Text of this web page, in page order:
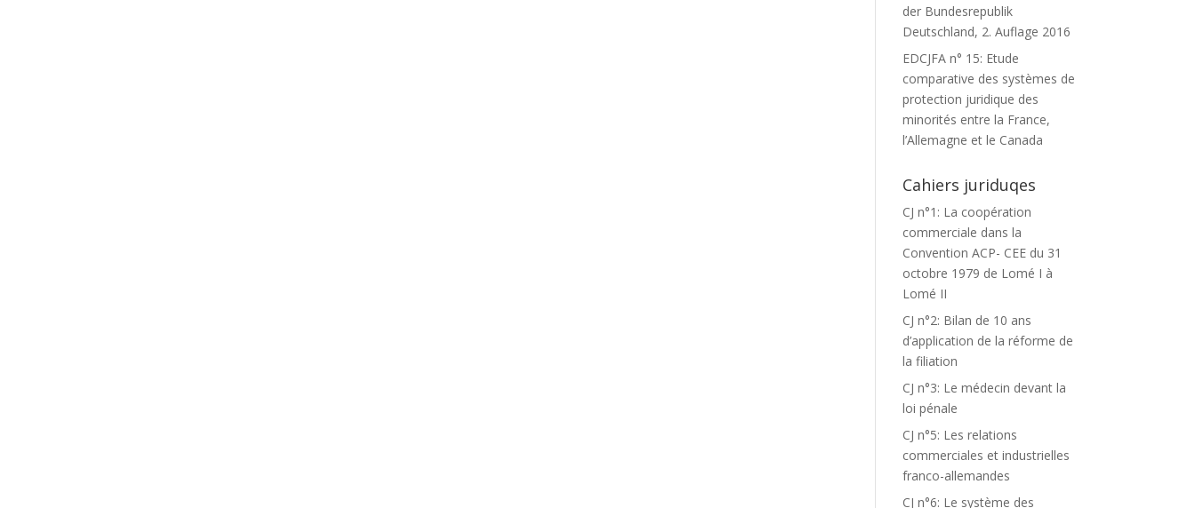
der Bundesrepublik
Deutschland, 2. Auflage 2016
EDCJFA n° 15: Etude
comparative des systèmes de
protection juridique des
minorités entre la France,
l’Allemagne et le Canada
Cahiers juriduqes
CJ n°1: La coopération
commerciale dans la
Convention ACP- CEE du 31
octobre 1979 de Lomé I à
Lomé II
CJ n°2: Bilan de 10 ans
d’application de la réforme de
la filiation
CJ n°3: Le médecin devant la
loi pénale
CJ n°5: Les relations
commerciales et industrielles
franco-allemandes
CJ n°6: Le système des